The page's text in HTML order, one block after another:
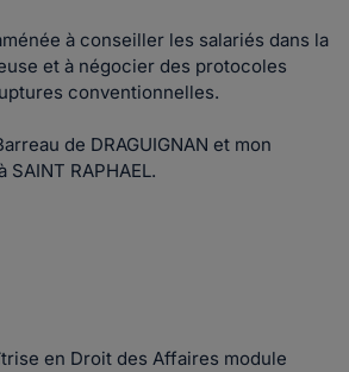
à conseiller les salariés dans la
et à négocier des protocoles
conventionnelles.
de DRAGUIGNAN et mon
RAPHAEL.
en Droit des Affaires module